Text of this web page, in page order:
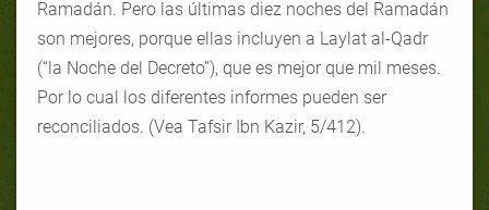
Ramadán. Pero las últimas diez noches del Ramadán
son mejores, porque ellas incluyen a Laylat al-Qadr
(“la Noche del Decreto”), que es mejor que mil meses.
Por lo cual los diferentes informes pueden ser
reconciliados. (Vea Tafsir Ibn Kazir, 5/412).